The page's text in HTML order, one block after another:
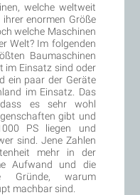
welche weltweit
enormen Größe
welche Maschinen
Welt? Im folgenden
Baumaschinen
im Einsatz sind oder
ein paar der Geräte
im Einsatz. Das
es sehr wohl
gibt und
PS liegen und
sind. Jene Zahlen
mehr in der
Aufwand und die
Gründe, warum
machbar sind.